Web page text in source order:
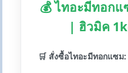
💰 ไทอะมีทอกแ
| ฮิวมิค
🛒 สั่งซื้อไทอะมีทอกแซม: